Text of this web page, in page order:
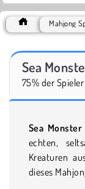
Mahjong
Sea
75% der
Sea Monster
echten,
Kreaturen
dieses